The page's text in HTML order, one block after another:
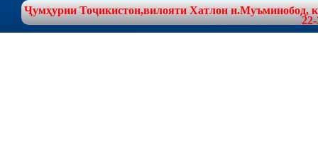
Ҷумҳурии Тоҷикистон,вилояти Хатлон н.Муъминобод,